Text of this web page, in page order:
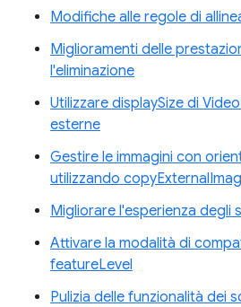
Modifiche alle regole di
Miglioramenti delle
l'eliminazione
Utilizzare displaySize di
esterne
Gestire le immagini con
utilizzando
Migliorare l'esperienza degli
Attivare la modalità di
featureLevel
Pulizia delle funzionalità dei